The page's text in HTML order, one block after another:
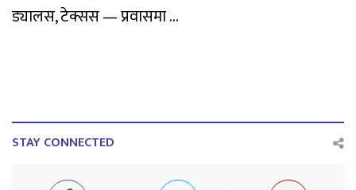
ड्यालस, टेक्सस — प्रवासमा ...
STAY CONNECTED